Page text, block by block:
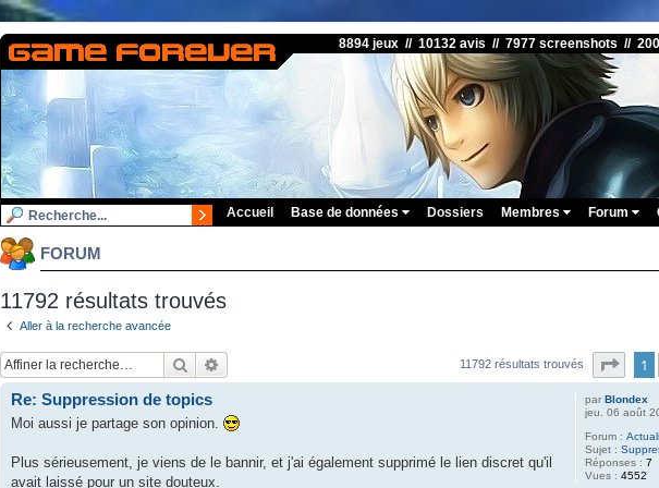
8894 jeux // 10132 avis // 7977 screenshots //
Accueil Base de données Dossiers Membres Forum
FORUM
11792 résultats trouvés
Aller à la recherche avancée
Rechercher 11792 résultats trouvés Page1
parBlondex
jeu. 06 août
Forum :
Sujet :
Réponses :7
Vues :4552
Re: Suppression de topics
Moi aussi je partage son opinion.
Plus sérieusement, je viens de le bannir, et j'ai également supprimé le lien discret qu'il
avait laissé pour un site douteux.